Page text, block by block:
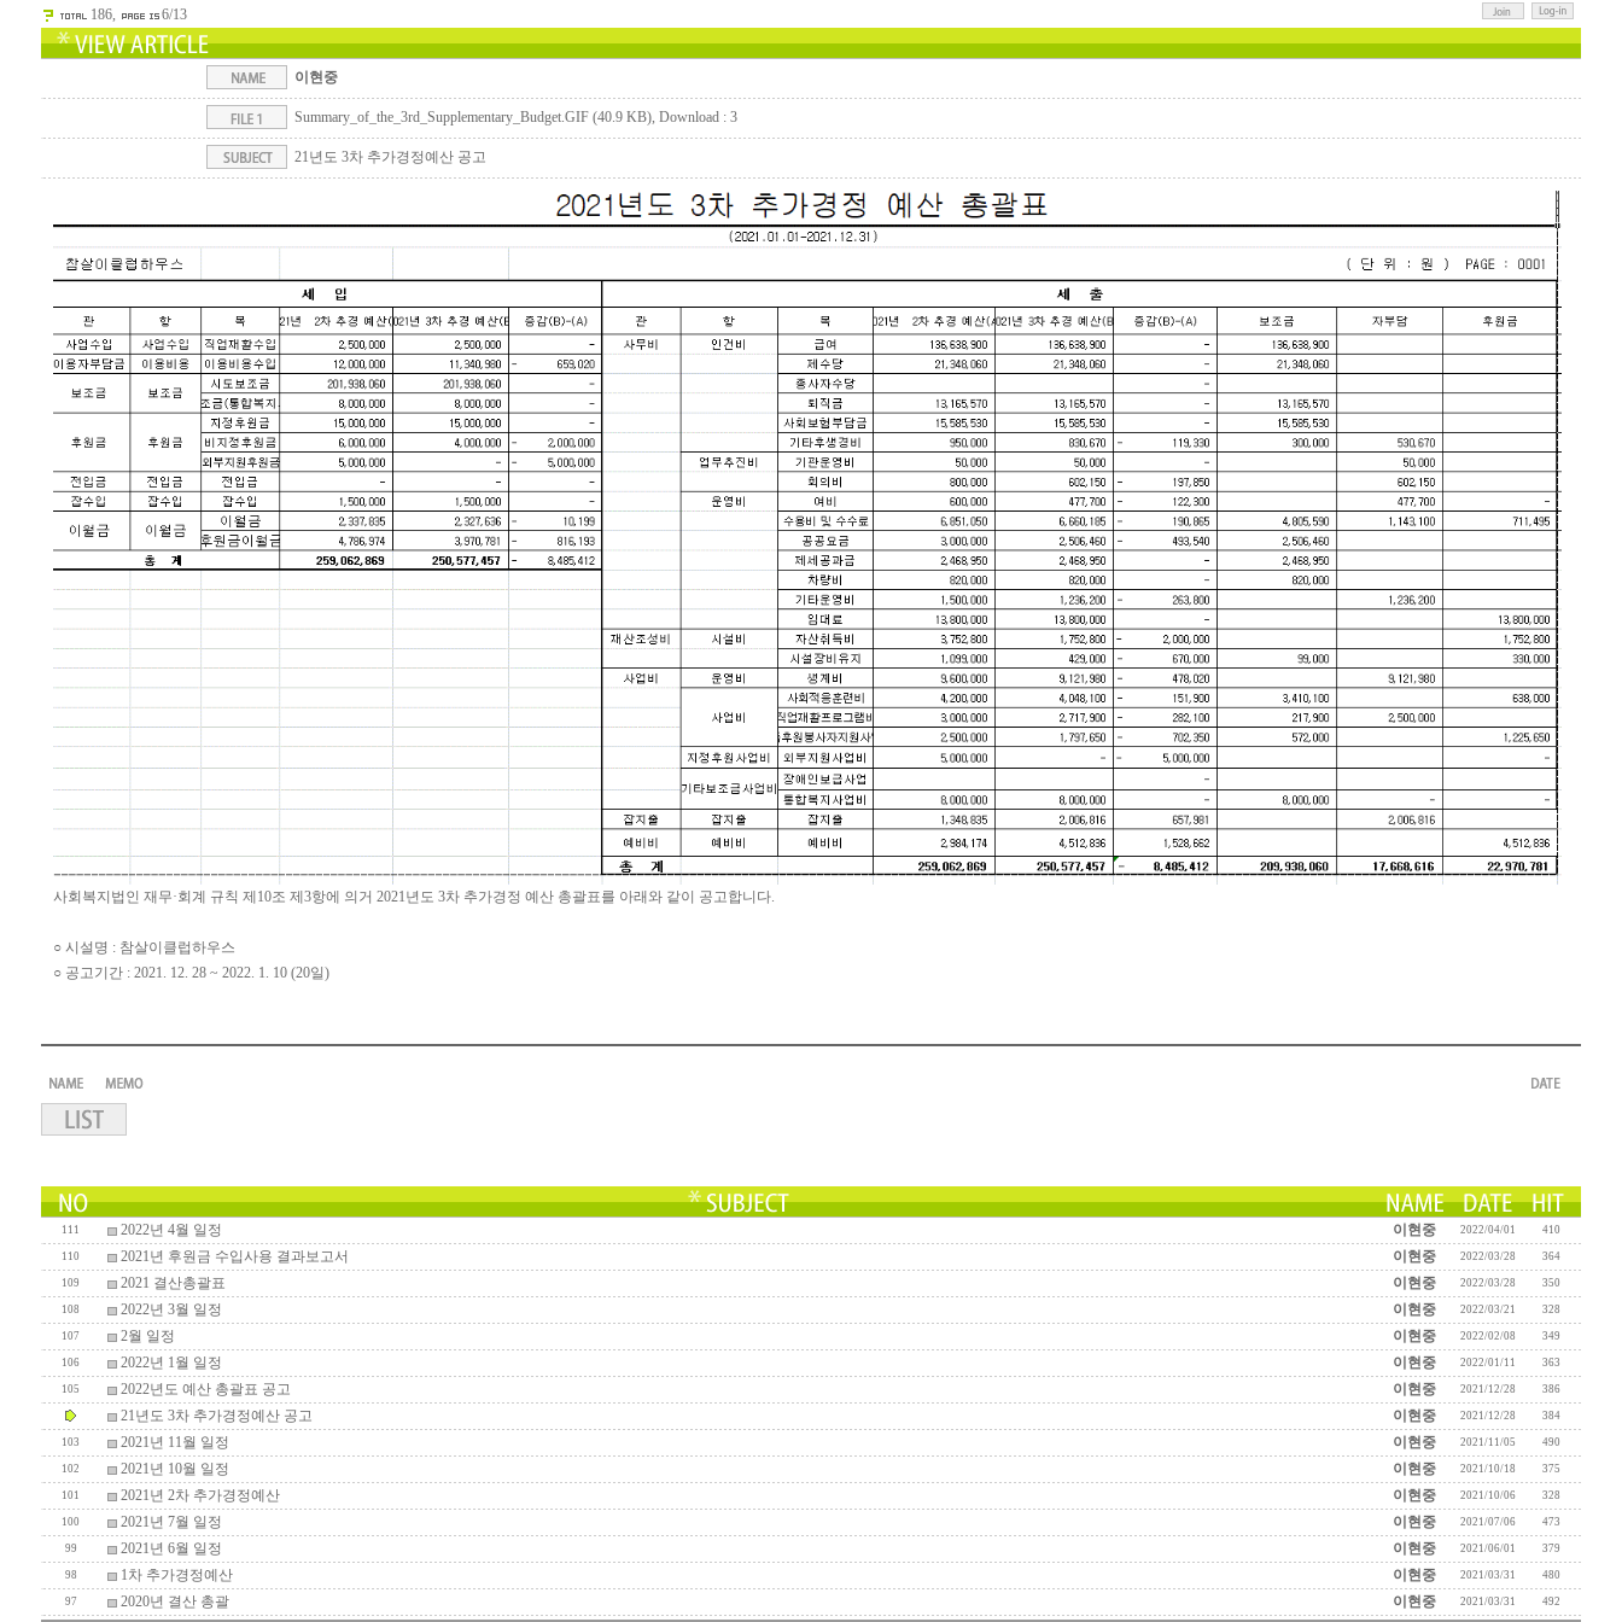
186, 6/13
이현중
Summary_of_the_3rd_Supplementary_Budget.GIF (40.9 KB), Download : 3
21년도 3차 추가경정예산 공고
사회복지법인 재무·회계 규칙 제10조 제3항에 의거 2021년도 3차 추가경정 예산 총괄표를 아래와 같이 공고합니다.
○ 시설명 : 참살이클럽하우스
○ 공고기간 : 2021. 12. 28 ~ 2022. 1. 10 (20일)
111 2022년 4월 일정 이현중 2022/04/01 410
110 2021년 후원금 수입사용 결과보고서 이현중 2022/03/28 364
109 2021 결산총괄표 이현중 2022/03/28 350
108 2022년 3월 일정 이현중 2022/03/21 328
107 2월 일정 이현중 2022/02/08 349
106 2022년 1월 일정 이현중 2022/01/11 363
105 2022년도 예산 총괄표 공고 이현중 2021/12/28 386
21년도 3차 추가경정예산 공고 이현중 2021/12/28 384
103 2021년 11월 일정 이현중 2021/11/05 490
102 2021년 10월 일정 이현중 2021/10/18 375
101 2021년 2차 추가경정예산 이현중 2021/10/06 328
100 2021년 7월 일정 이현중 2021/07/06 473
99 2021년 6월 일정 이현중 2021/06/01 379
98 1차 추가경정예산 이현중 2021/03/31 480
97 2020년 결산 총괄 이현중 2021/03/31 492